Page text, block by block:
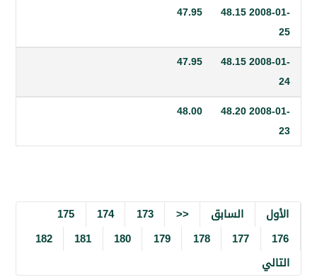
48.15
47.95
48.15
47.95
48.20
48.00
السابق <<
174
175
177
178
179
180
181
182